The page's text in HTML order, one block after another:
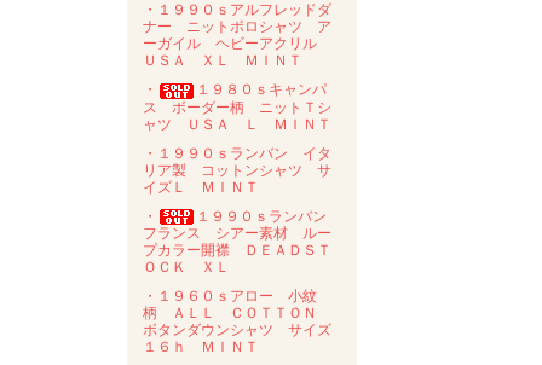
・１９９０ｓアルフレッドダ
ナー ニットポロシャツ ア
ーガイル ヘビーアクリル
ＵＳＡ ＸＬ ＭＩＮＴ
・
１９８０ｓキャンパ
ス ボーダー柄 ニットＴシ
ャツ ＵＳＡ Ｌ ＭＩＮＴ
・１９９０ｓランバン イタ
リア製 コットンシャツ サ
イズＬ ＭＩＮＴ
・
１９９０ｓランバン
フランス シアー素材 ルー
プカラー開襟 ＤＥＡＤＳＴ
ＯＣＫ ＸＬ
・１９６０ｓアロー 小紋
柄 ＡＬＬ ＣＯＴＴＯＮ
ボタンダウンシャツ サイズ
１６ｈ ＭＩＮＴ